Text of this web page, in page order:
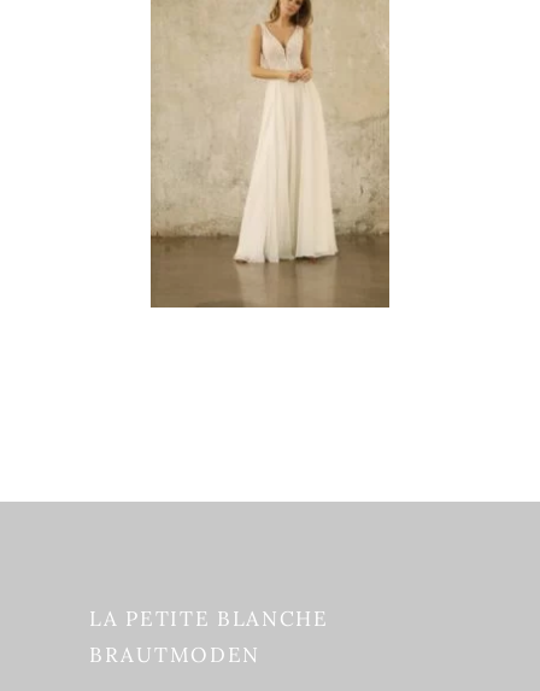
LA PETITE BLANCHE
BRAUTMODEN